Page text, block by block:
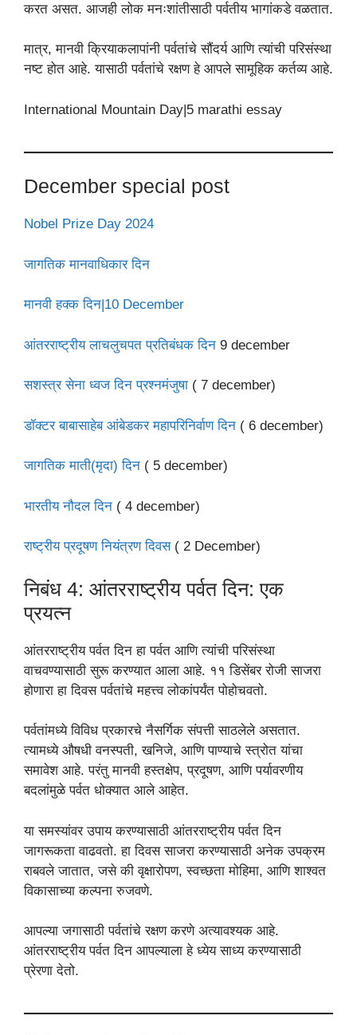
करत असत. आजही लोक मनःशांतीसाठी पर्वतीय भागांकडे वळतात.
मात्र, मानवी क्रियाकलापांनी पर्वतांचे सौंदर्य आणि त्यांची परिसंस्था
नष्ट होत आहे. यासाठी पर्वतांचे रक्षण हे आपले सामूहिक कर्तव्य आहे.
International Mountain Day|5 marathi essay
December special post
Nobel Prize Day 2024
जागतिक मानवाधिकार दिन
मानवी हक्क दिन|10 December
आंतरराष्ट्रीय लाचलुचपत प्रतिबंधक दिन 9 december
सशस्त्र सेना ध्वज दिन प्रश्नमंजुषा ( 7 december)
डॉक्टर बाबासाहेब आंबेडकर महापरिनिर्वाण दिन ( 6 december)
जागतिक माती(मृदा) दिन ( 5 december)
भारतीय नौदल दिन ( 4 december)
राष्ट्रीय प्रदूषण नियंत्रण दिवस( 2 December)
निबंध 4: आंतरराष्ट्रीय पर्वत दिन: एक
प्रयत्न
आंतरराष्ट्रीय पर्वत दिन हा पर्वत आणि त्यांची परिसंस्था
वाचवण्यासाठी सुरू करण्यात आला आहे. ११ डिसेंबर रोजी साजरा
होणारा हा दिवस पर्वतांचे महत्त्व लोकांपर्यंत पोहोचवतो.
पर्वतांमध्ये विविध प्रकारचे नैसर्गिक संपत्ती साठलेले असतात.
त्यामध्ये औषधी वनस्पती, खनिजे, आणि पाण्याचे स्त्रोत यांचा
समावेश आहे. परंतु मानवी हस्तक्षेप, प्रदूषण, आणि पर्यावरणीय
बदलांमुळे पर्वत धोक्यात आले आहेत.
या समस्यांवर उपाय करण्यासाठी आंतरराष्ट्रीय पर्वत दिन
जागरूकता वाढवतो. हा दिवस साजरा करण्यासाठी अनेक उपक्रम
राबवले जातात, जसे की वृक्षारोपण, स्वच्छता मोहिमा, आणि शाश्वत
विकासाच्या कल्पना रुजवणे.
आपल्या जगासाठी पर्वतांचे रक्षण करणे अत्यावश्यक आहे.
आंतरराष्ट्रीय पर्वत दिन आपल्याला हे ध्येय साध्य करण्यासाठी
प्रेरणा देतो.